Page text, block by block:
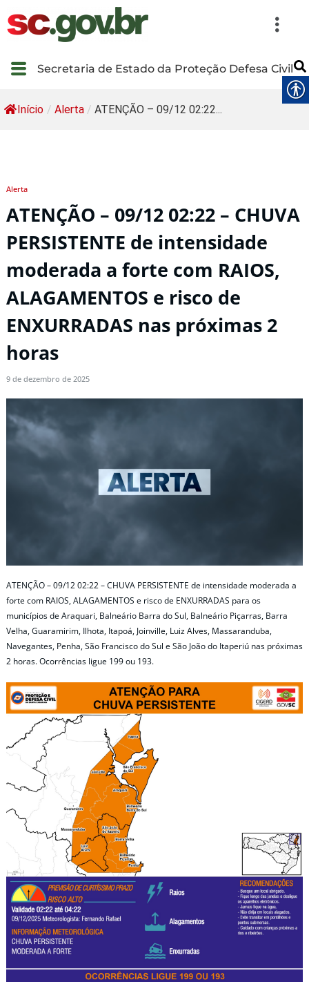
Secretaria de Estado da Proteção Defesa Civil
Início / Alerta / ATENÇÃO – 09/12 02:22...
Alerta
ATENÇÃO – 09/12 02:22 – CHUVA
PERSISTENTE de intensidade
moderada a forte com RAIOS,
ALAGAMENTOS e risco de
ENXURRADAS nas próximas 2
horas
9 de dezembro de 2025
ATENÇÃO – 09/12 02:22 – CHUVA PERSISTENTE de intensidade moderada a
forte com RAIOS, ALAGAMENTOS e risco de ENXURRADAS para os
municípios de Araquari, Balneário Barra do Sul, Balneário Piçarras, Barra
Velha, Guaramirim, Ilhota, Itapoá, Joinville, Luiz Alves, Massaranduba,
Navegantes, Penha, São Francisco do Sul e São João do Itaperiú nas próximas
2 horas. Ocorrências ligue 199 ou 193.